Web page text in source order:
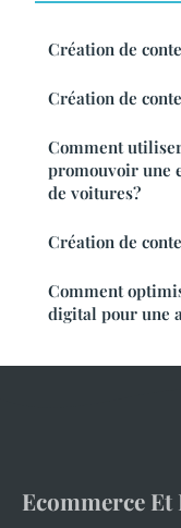
Création de
Création de
Comment
promouvoir une
de voitures?
Création de
Comment
digital pour une
Ecommerce